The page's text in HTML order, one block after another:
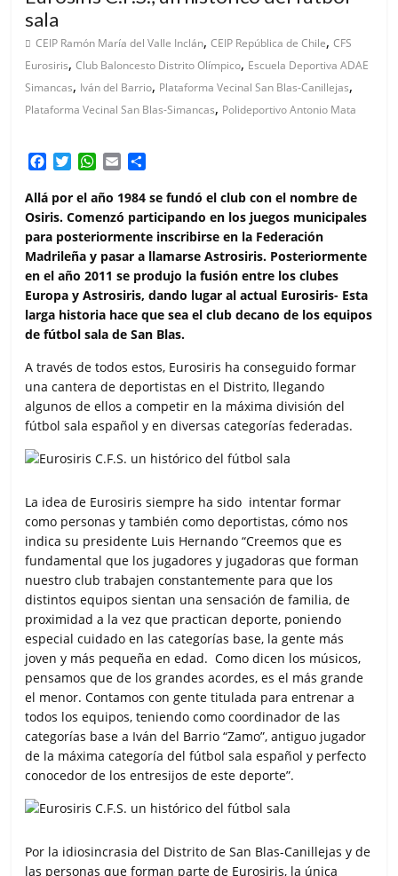
sala
CEIP Ramón María del Valle Inclán,CEIP República de Chile,CFS
Eurosiris,Club Baloncesto Distrito Olímpico, Escuela Deportiva ADAE
Simancas, Iván del Barrio, Plataforma Vecinal San Blas-Canillejas,
Plataforma Vecinal San Blas-Simancas, Polideportivo Antonio Mata
c
e
b
o
o
k
i
t
t
e
r
W
a
t
s
A
p
p
a
i
l
m
p
a
r
t
i
r
Allá por el año 1984 se fundó el club con el nombre de
Osiris. Comenzó participando en los juegos municipales
para posteriormente inscribirse en la Federación
Madrileña y pasar a llamarse Astrosiris. Posteriormente
en el año 2011 se produjo la fusión entre los clubes
Europa y Astrosiris, dando lugar al actual Eurosiris- Esta
larga historia hace que sea el club decano de los equipos
de fútbol sala de San Blas.
A través de todos estos, Eurosiris ha conseguido formar
una cantera de deportistas en el Distrito, llegando
algunos de ellos a competir en la máxima división del
fútbol sala español y en diversas categorías federadas.
La idea de Eurosiris siempre ha sido intentar formar
como personas y también como deportistas, cómo nos
indica su presidente Luis Hernando “Creemos que es
fundamental que los jugadores y jugadoras que forman
nuestro club trabajen constantemente para que los
distintos equipos sientan una sensación de familia, de
proximidad a la vez que practican deporte, poniendo
especial cuidado en las categorías base, la gente más
joven y más pequeña en edad. Como dicen los músicos,
pensamos que de los grandes acordes, es el más grande
el menor. Contamos con gente titulada para entrenar a
todos los equipos, teniendo como coordinador de las
categorías base a Iván del Barrio “Zamo”, antiguo jugador
de la máxima categoría del fútbol sala español y perfecto
conocedor de los entresijos de este deporte”.
Por la idiosincrasia del Distrito de San Blas-Canillejas y de
las personas que forman parte de Eurosiris, la única